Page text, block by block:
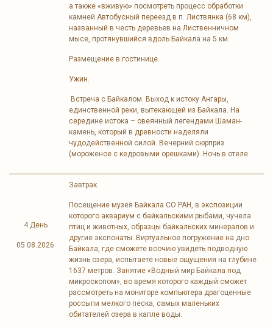
а также «вживую» посмотреть процесс обработки
камней.Автобусный переезд в п. Листвянка (68 км),
названный в честь деревьев на Лиственничном
мысе, протянувшийся вдоль Байкала на 5 км.
Размещение в гостинице.
Ужин.
Встреча с Байкалом. Выход к истоку Ангары,
единственной реки, вытекающей из Байкала. На
середине истока – овеянный легендами Шаман-
камень, который в древности наделяли
чудодейственной силой. Вечерний сюрприз
(мороженое с кедровыми орешками). Ночь в отеле.
4 День
05.08.2026
Завтрак.
Посещение музея Байкала СО РАН, в экспозиции
которого аквариум с байкальскими рыбами, чучела
птиц и животных, образцы байкальских минералов и
другие экспонаты. Виртуальное погружение на дно
Байкала, где сможете воочию увидеть подводную
жизнь озера, испытаете новые ощущения на глубине
1637 метров. Занятие «Водный мир Байкала под
микроскопом», во время которого каждый сможет
рассмотреть на мониторе компьютера драгоценные
россыпи мелкого песка, самых маленьких
обитателей озера в капле воды.